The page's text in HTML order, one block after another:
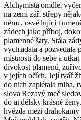
Alchymista omdlel
na zemi září střepy
němu, osvětlující
zádech jako příboj,
plamenné šaty. Stála
vychladala a pozvedala
místnosti do sebe a
divokost plamenů,
v jejích očích. Její tvář
do nich zaplétala mlha,
slova Rezavý meč
do andělsky krásné
hvězda mezi